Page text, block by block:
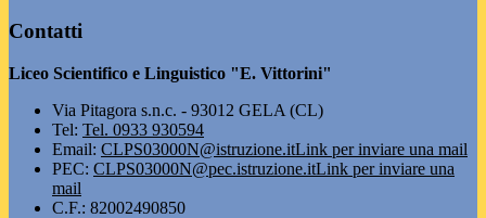
Contatti
Liceo Scientifico e Linguistico "E. Vittorini"
Via Pitagora s.n.c. - 93012 GELA (CL)
Tel: Tel. 0933 930594
Email: CLPS03000N@istruzione.itLink per inviare una mail
PEC: CLPS03000N@pec.istruzione.itLink per inviare una
mail
C.F.: 82002490850